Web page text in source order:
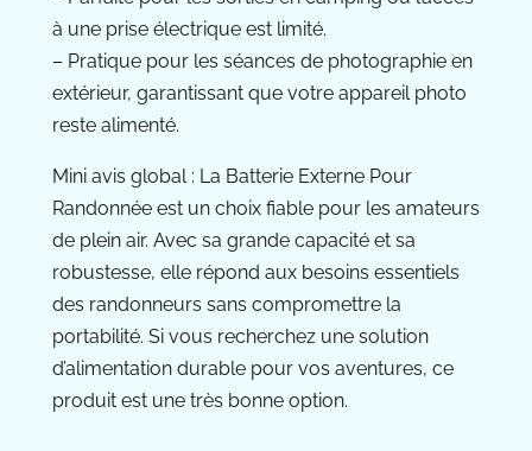
à une prise électrique est limité.
– Pratique pour les séances de photographie en
extérieur, garantissant que votre appareil photo
reste alimenté.
Mini avis global : La Batterie Externe Pour
Randonnée est un choix fiable pour les amateurs
de plein air. Avec sa grande capacité et sa
robustesse, elle répond aux besoins essentiels
des randonneurs sans compromettre la
portabilité. Si vous recherchez une solution
d’alimentation durable pour vos aventures, ce
produit est une très bonne option.